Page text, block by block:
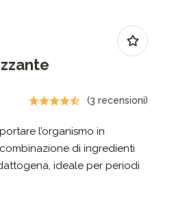
(3 recensioni)
l’organismo in
di ingredienti
ideale per periodi